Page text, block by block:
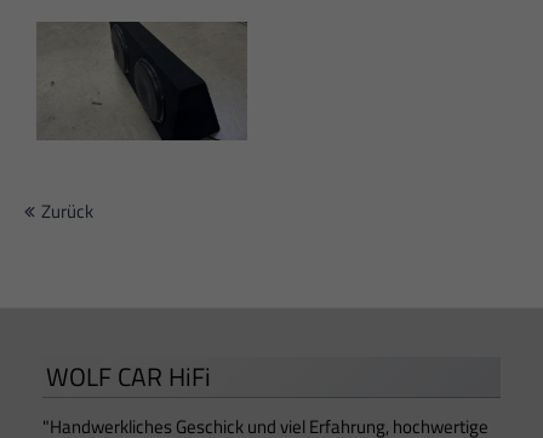
Zurück
WOLF CAR HiFi
"Handwerkliches Geschick und viel Erfahrung, hochwertige